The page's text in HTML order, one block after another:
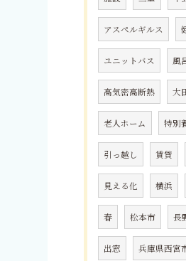
アスペルギルス
ユニットバス 風
高気密高断熱 大
老人ホーム 特別
引っ越し 賃貸
見える化 横浜
春 松本市 長
出窓 兵庫県西宮